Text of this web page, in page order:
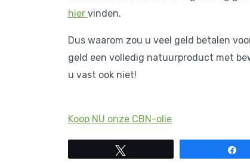
hier vinden.
Dus waarom zou u veel geld betalen
geld een volledig natuurproduct met
u vast ook niet!
Koop NU onze CBN-olie